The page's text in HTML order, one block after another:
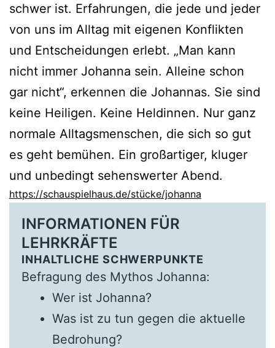
schwer ist. Erfahrungen, die jede und jeder
von uns im Alltag mit eigenen Konflikten
und Entscheidungen erlebt. „Man kann
nicht immer Johanna sein. Alleine schon
gar nicht“, erkennen die Johannas. Sie sind
keine Heiligen. Keine Heldinnen. Nur ganz
normale Alltagsmenschen, die sich so gut
es geht bemühen. Ein großartiger, kluger
und unbedingt sehenswerter Abend.
https://schauspielhaus.de/stücke/johanna
INFORMATIONEN FÜR
LEHRKRÄFTE
INHALTLICHE SCHWERPUNKTE
Befragung des Mythos Johanna:
Wer ist Johanna?
Was ist zu tun gegen die aktuelle
Bedrohung?